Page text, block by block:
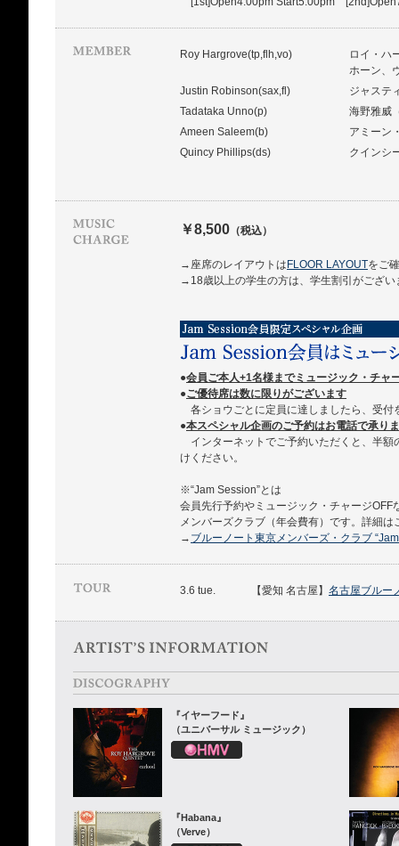
Roy Hargrove(tp,flh,vo)
ロイ・ハ
ホーン、
Justin Robinson(sax,fl)
ジャステ
Tadataka Unno(p)
海野雅威
Ameen Saleem(b)
アミーン
Quincy Phillips(ds)
クインシ
￥8,500 （税込）
→座席のレイアウトは FLOOR LAYOUTをご
→18歳以上の学生の方は、学生割引がござい
●会員ご本人+1名様までミュージック・チャ
●ご優待席は数に限りがございます
各ショウごとに定員に達しましたら、受付
●本スペシャル企画のご予約はお電話で承り
インターネットでご予約いただくと、半額
けください。
※“Jam Session”とは
会員先行予約やミュージック・チャージ
メンバーズクラブ（年会費有）です。詳細は
→ ブルーノート東京メンバーズ・クラブ
3.6 tue. 【愛知 名古屋】 名古屋ブルー
『イヤーフード』
（ユニバーサル ミュージック）
『Habana』
（Verve）